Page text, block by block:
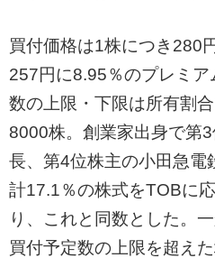
買付価格は1株につき280
257円に8.95％のプレミ
数の上限・下限は所有割
8000株。創業家出身で第
長、第4位株主の小田急電
計17.1％の株式をTOBに
り、これと同数とした。
買付予定数の上限を超え